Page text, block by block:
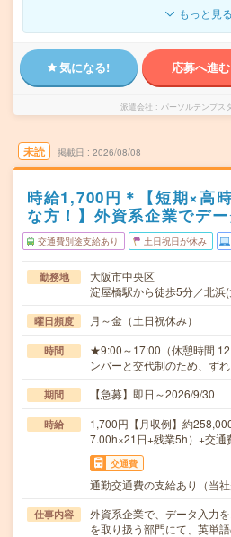
もっと見る
気になる! 応募へ進む
派遣会社 パーソルテンプス
未読 掲載日 2026/08/08
時給1,700円＊【短期×高
な方！】外資系企業でデー
交通費別途支給あり 土日祝日が休み
勤務地
大阪市中央区
淀屋橋駅から徒歩5分／北浜
曜日頻度 月～金（土日祝休み）
時間
★9:00～17:00（休憩時間
ンバーと交代制のため、ず
期間 【急募】即日～2026/9/30
時給
1,700円【月収例】約
7.00h×21日+残業5h）+交通
交通費
通勤交通費の支給あり（当社
仕事内容
外資系企業で、データ入力
を取り扱う部門にて、英単